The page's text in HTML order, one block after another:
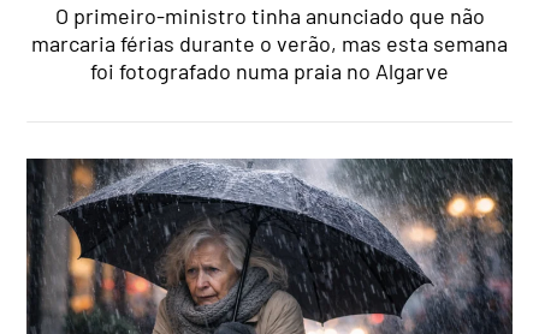
O primeiro-ministro tinha anunciado que não
marcaria férias durante o verão, mas esta semana
foi fotografado numa praia no Algarve